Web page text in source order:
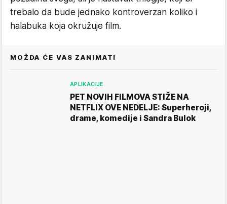
trebalo da bude jednako kontroverzan koliko i
halabuka koja okružuje film.
MOŽDA ĆE VAS ZANIMATI
APLIKACIJE
PET NOVIH FILMOVA STIŽE NA
NETFLIX OVE NEDELJE: Superheroji,
drame, komedije i Sandra Bulok